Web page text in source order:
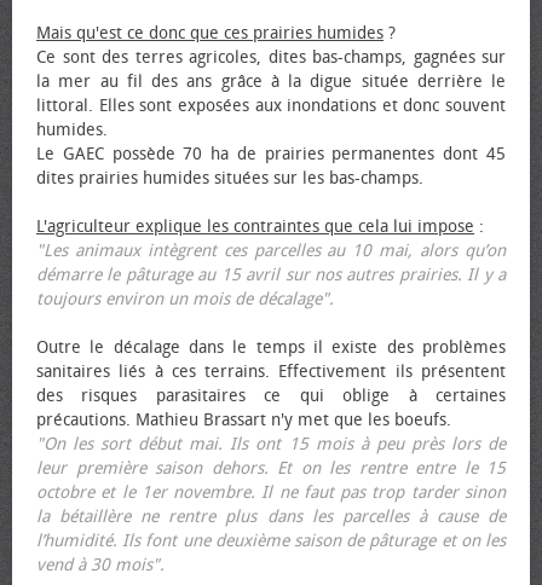
Mais qu'est ce donc que ces prairies humides ?
Ce sont des terres agricoles, dites bas-champs, gagnées sur
la mer au fil des ans grâce à la digue située derrière le
littoral. Elles sont exposées aux inondations et donc souvent
humides.
Le GAEC possède 70 ha de prairies permanentes dont 45
dites prairies humides situées sur les bas-champs.
L'agriculteur explique les contraintes que cela lui impose :
"Les animaux intègrent ces parcelles au 10 mai, alors qu’on
démarre le pâturage au 15 avril sur nos autres prairies. Il y a
toujours environ un mois de décalage".
Outre le décalage dans le temps il existe des problèmes
sanitaires liés à ces terrains. Effectivement ils présentent
des risques parasitaires ce qui oblige à certaines
précautions. Mathieu Brassart n'y met que les bœufs.
"On les sort début mai. Ils ont 15 mois à peu près lors de
leur première saison dehors. Et on les rentre entre le 15
octobre et le 1er novembre. Il ne faut pas trop tarder sinon
la bétaillère ne rentre plus dans les parcelles à cause de
l’humidité. Ils font une deuxième saison de pâturage et on les
vend à 30 mois".